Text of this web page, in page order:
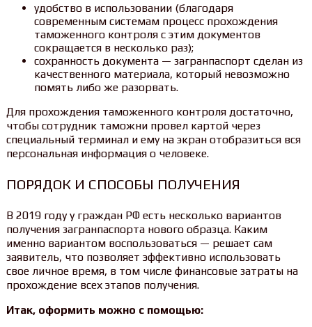
удобство в использовании (благодаря
современным системам процесс прохождения
таможенного контроля с этим документов
сокращается в несколько раз);
сохранность документа — загранпаспорт сделан из
качественного материала, который невозможно
помять либо же разорвать.
Для прохождения таможенного контроля достаточно,
чтобы сотрудник таможни провел картой через
специальный терминал и ему на экран отобразиться вся
персональная информация о человеке.
ПОРЯДОК И СПОСОБЫ ПОЛУЧЕНИЯ
В 2019 году у граждан РФ есть несколько вариантов
получения загранпаспорта нового образца. Каким
именно вариантом воспользоваться — решает сам
заявитель, что позволяет эффективно использовать
свое личное время, в том числе финансовые затраты на
прохождение всех этапов получения.
Итак, оформить можно с помощью: